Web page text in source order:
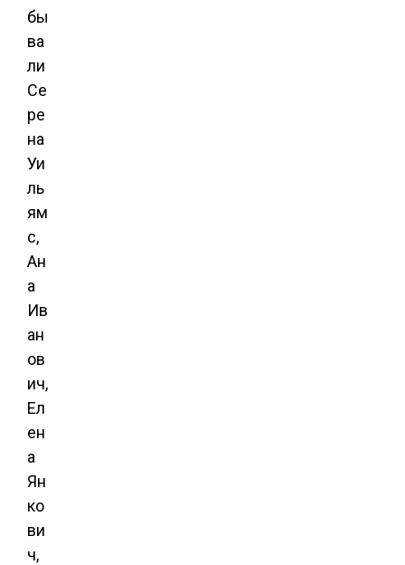
бы
ва
ли
Се
ре
на
Уи
ль
ям
с,
Ан
а
Ив
ан
ов
ич,
Ел
ен
а
Ян
ко
ви
ч,